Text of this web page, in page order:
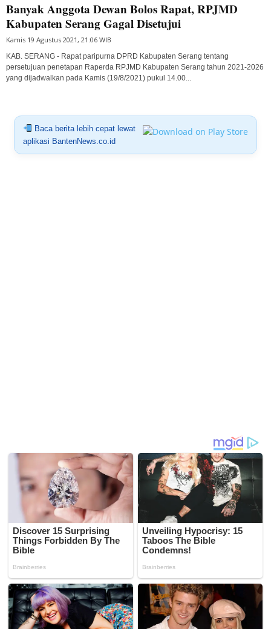
Banyak Anggota Dewan Bolos Rapat, RPJMD
Kabupaten Serang Gagal Disetujui
Kamis 19 Agustus 2021, 21:06 WIB
KAB. SERANG - Rapat paripurna DPRD Kabupaten Serang tentang
persetujuan penetapan Raperda RPJMD Kabupaten Serang tahun 2021-2026
yang dijadwalkan pada Kamis (19/8/2021) pukul 14.00...
Baca berita lebih cepat lewat
aplikasi BantenNews.co.id